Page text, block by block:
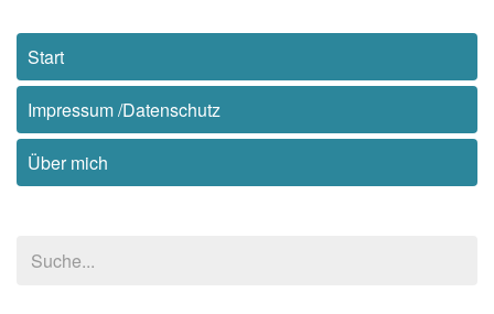
Start
Impressum /Datenschutz
Über mich